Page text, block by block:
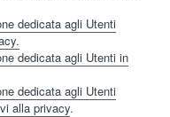
dedicata agli Utenti
dedicata agli Utenti in
dedicata agli Utenti
alla privacy.